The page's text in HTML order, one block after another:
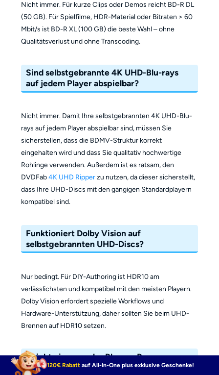
Nicht immer. Für kurze Clips oder Demos reicht BD-R DL
(50 GB). Für Spielfilme, HDR-Material oder Bitraten > 60
Mbit/s ist BD-R XL (100 GB) die beste Wahl – ohne
Qualitätsverlust und ohne Transcoding.
Sind selbstgebrannte 4K UHD-Blu-rays
auf jedem Player abspielbar?
Nicht immer. Damit Ihre selbstgebrannten 4K UHD-Blu-
rays auf jedem Player abspielbar sind, müssen Sie
sicherstellen, dass die BDMV-Struktur korrekt
eingehalten wird und dass Sie qualitativ hochwertige
Rohlinge verwenden. Außerdem ist es ratsam, den
DVDFab4K UHD Ripperzu nutzen, da dieser sicherstellt,
dass Ihre UHD-Discs mit den gängigen Standardplayern
kompatibel sind.
Funktioniert Dolby Vision auf
selbstgebrannten UHD-Discs?
Nur bedingt. Für DIY-Authoring ist HDR10 am
verlässlichsten und kompatibel mit den meisten Playern.
Dolby Vision erfordert spezielle Workflows und
Hardware-Unterstützung, daher sollten Sie beim UHD-
Brennen auf HDR10 setzen.
Reicht ein normaler Blu-ray-Brenner zum
UHD-Brennen?
120€ Rabatt auf All-In-One plus exklusive Geschenke!